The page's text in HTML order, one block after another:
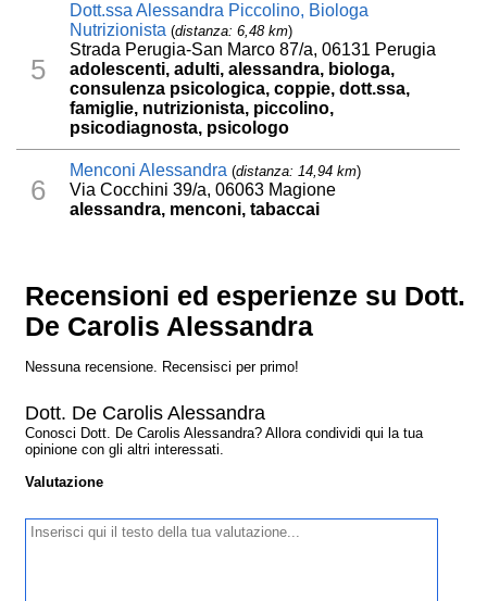
5
Dott.ssa Alessandra Piccolino, Biologa
Nutrizionista (distanza: 6,48 km)
Strada Perugia-San Marco 87/a, 06131 Perugia
adolescenti, adulti, alessandra, biologa,
consulenza psicologica, coppie, dott.ssa,
famiglie, nutrizionista, piccolino,
psicodiagnosta, psicologo
6
Menconi Alessandra (distanza: 14,94 km)
Via Cocchini 39/a, 06063 Magione
alessandra, menconi, tabaccai
Recensioni ed esperienze su Dott.
De Carolis Alessandra
Nessuna recensione. Recensisci per primo!
Dott. De Carolis Alessandra
Conosci Dott. De Carolis Alessandra? Allora condividi qui la tua
opinione con gli altri interessati.
Valutazione